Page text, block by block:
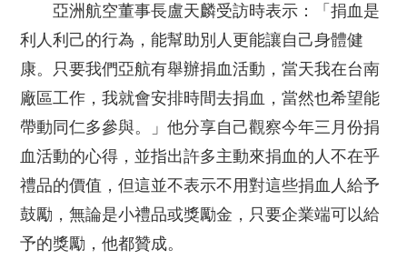
亞洲航空董事長盧天麟受訪時表示：「捐血是
利人利己的行為，能幫助別人更能讓自己身體健
康。只要我們亞航有舉辦捐血活動，當天我在台南
廠區工作，我就會安排時間去捐血，當然也希望能
帶動同仁多參與。」他分享自己觀察今年三月份捐
血活動的心得，並指出許多主動來捐血的人不在乎
禮品的價值，但這並不表示不用對這些捐血人給予
鼓勵，無論是小禮品或獎勵金，只要企業端可以給
予的獎勵，他都贊成。